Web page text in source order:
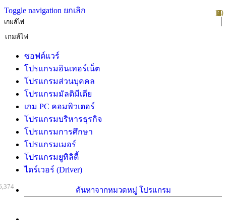
Toggle navigation ยกเลิก
เกมส์ไพ่
ซอฟต์แวร์
โปรแกรมอินเทอร์เน็ต
โปรแกรมส่วนบุคคล
โปรแกรมมัลติมีเดีย
เกม PC คอมพิวเตอร์
โปรแกรมบริหารธุรกิจ
โปรแกรมการศึกษา
โปรแกรมเมอร์
โปรแกรมยูทิลิตี้
ไดร์เวอร์ (Driver)
ค้นหาจากหมวดหมู่ โปรแกรม
1
2
3
4
5
6
7
8
9
10